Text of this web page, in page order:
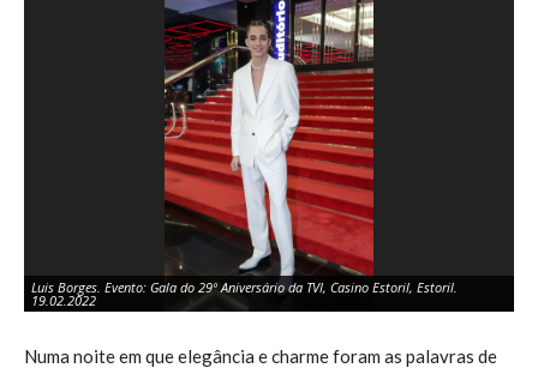
Luis Borges. Evento: Gala do 29º Aniversário da TVI, Casino Estoril, Estoril.
19.02.2022
Numa noite em que elegância e charme foram as palavras de